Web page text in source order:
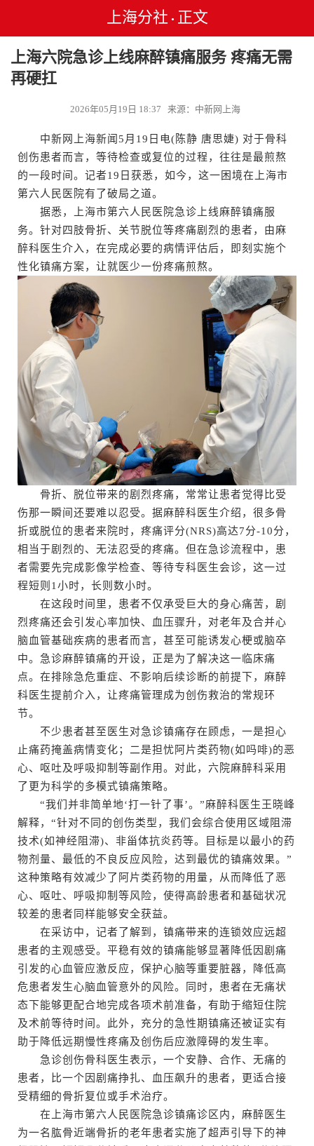
上海分社 • 正文
上海六院急诊上线麻醉镇痛服务 疼痛无需
再硬扛
2026年05月19日 18:37 来源：中新网上海
中新网上海新闻5月19日电(陈静 唐思婕) 对于骨科
创伤患者而言，等待检查或复位的过程，往往是最煎熬
的一段时间。记者19日获悉，如今，这一困境在上海市
第六人民医院有了破局之道。
据悉，上海市第六人民医院急诊上线麻醉镇痛服
务。针对四肢骨折、关节脱位等疼痛剧烈的患者，由麻
醉科医生介入，在完成必要的病情评估后，即刻实施个
性化镇痛方案，让就医少一份疼痛煎熬。
骨折、脱位带来的剧烈疼痛，常常让患者觉得比受
伤那一瞬间还要难以忍受。据麻醉科医生介绍，很多骨
折或脱位的患者来院时，疼痛评分(NRS)高达7分-10分，
相当于剧烈的、无法忍受的疼痛。但在急诊流程中，患
者需要先完成影像学检查、等待专科医生会诊，这一过
程短则1小时，长则数小时。
在这段时间里，患者不仅承受巨大的身心痛苦，剧
烈疼痛还会引发心率加快、血压骤升，对老年及合并心
脑血管基础疾病的患者而言，甚至可能诱发心梗或脑卒
中。急诊麻醉镇痛的开设，正是为了解决这一临床痛
点。在排除急危重症、不影响后续诊断的前提下，麻醉
科医生提前介入，让疼痛管理成为创伤救治的常规环
节。
不少患者甚至医生对急诊镇痛存在顾虑，一是担心
止痛药掩盖病情变化；二是担忧阿片类药物(如吗啡)的恶
心、呕吐及呼吸抑制等副作用。对此，六院麻醉科采用
了更为科学的多模式镇痛策略。
“我们并非简单地‘打一针了事’。”麻醉科医生王晓峰
解释，“针对不同的创伤类型，我们会综合使用区域阻滞
技术(如神经阻滞)、非甾体抗炎药等。目标是以最小的药
物剂量、最低的不良反应风险，达到最优的镇痛效果。”
这种策略有效减少了阿片类药物的用量，从而降低了恶
心、呕吐、呼吸抑制等风险，使得高龄患者和基础状况
较差的患者同样能够安全获益。
在采访中，记者了解到，镇痛带来的连锁效应远超
患者的主观感受。平稳有效的镇痛能够显著降低因剧痛
引发的心血管应激反应，保护心脑等重要脏器，降低高
危患者发生心脑血管意外的风险。同时，患者在无痛状
态下能够更配合地完成各项术前准备，有助于缩短住院
及术前等待时间。此外，充分的急性期镇痛还被证实有
助于降低远期慢性疼痛及创伤后应激障碍的发生率。
急诊创伤骨科医生表示，一个安静、合作、无痛的
患者，比一个因剧痛挣扎、血压飙升的患者，更适合接
受精细的骨折复位或手术治疗。
在上海市第六人民医院急诊镇痛诊区内，麻醉医生
为一名肱骨近端骨折的老年患者实施了超声引导下的神